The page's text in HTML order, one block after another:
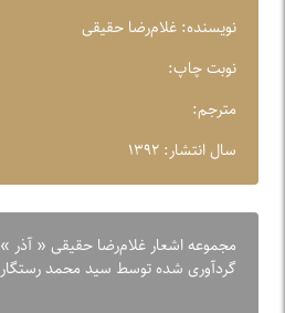
نویسنده: غلام‌رضا حقیقی
نوبت چاپ:
مترجم:
سال انتشار: ۱۳۹۲
مجموعه اشعار غلام‌رضا حقیقی « آذر »
گردآوری شده توسط سید محمد رستگار